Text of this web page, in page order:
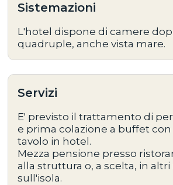
Sistemazioni
L'hotel dispone di camere
quadruple, anche vista mare.
Servizi
E' previsto il trattamento di
e prima colazione a buffet con
tavolo in hotel.
Mezza pensione presso
alla struttura o, a scelta, in
sull'isola.